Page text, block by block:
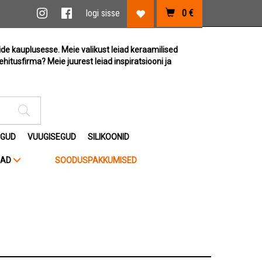
0 €
Lemmikute link
logi sisse
Facebook link
Instagram link
kauplusesse. Meie valikust leiad keraamilised
Meie juurest leiad inspiratsiooni ja
VUUGISEGUD SILIKOONID
SOODUSPAKKUMISED